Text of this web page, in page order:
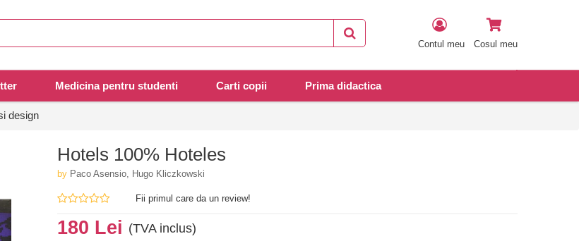
Contul meu Cosul meu
Medicina pentru studenti Carti copii Prima didactica
design
Hotels 100% Hoteles
by Paco Asensio, Hugo Kliczkowski
Fii primul care da un review!
180 Lei (TVA inclus)